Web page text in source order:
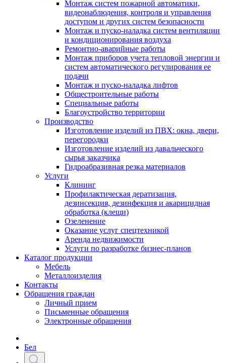
Монтаж систем пожарной автоматики,
видеонаблюдения, контроля и управления
доступом и других систем безопасности
Монтаж и пуско-наладка систем вентиляции
и кондиционирования воздуха
Ремонтно-аварийные работы
Монтаж приборов учета тепловой энергии и
систем автоматического регулирования ее
подачи
Монтаж и пуско-наладка лифтов
Общестроительные работы
Специальные работы
Благоустройство территории
Производство
Изготовление изделий из ПВХ: окна, двери,
перегородки
Изготовление изделий из давальческого
сырья заказчика
Гидроабразивная резка материалов
Услуги
Клининг
Профилактическая дератизация,
дезинсекция, дезинфекция и акарицидная
обработка (клещи)
Озеленение
Оказание услуг спецтехникой
Аренда недвижимости
Услуги по разработке бизнес-планов
Каталог продукции
Мебель
Металлоизделия
Контакты
Обращения граждан
Личный прием
Письменные обращения
Электронные обращения
Бел